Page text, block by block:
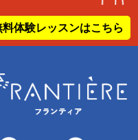
料体験レッスンはこちら